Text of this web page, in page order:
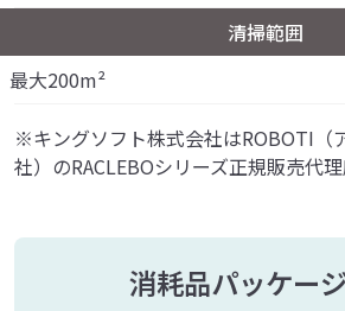
清掃範囲
最大200m²
※キングソフト株式会社はROBOTI（
社）のRACLEBOシリーズ正規販売代理
消耗品パッケー